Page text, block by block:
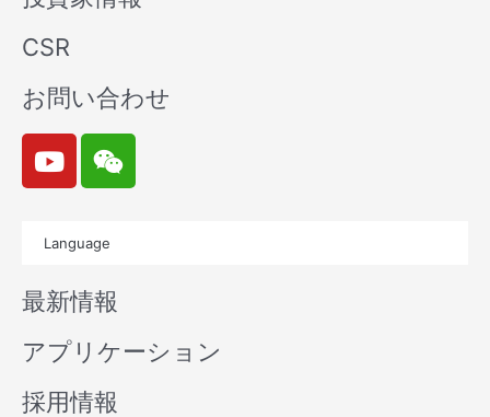
CSR
お問い合わせ
Y
o
u
b
e
W
e
i
n
Language
最新情報
アプリケーション
採用情報